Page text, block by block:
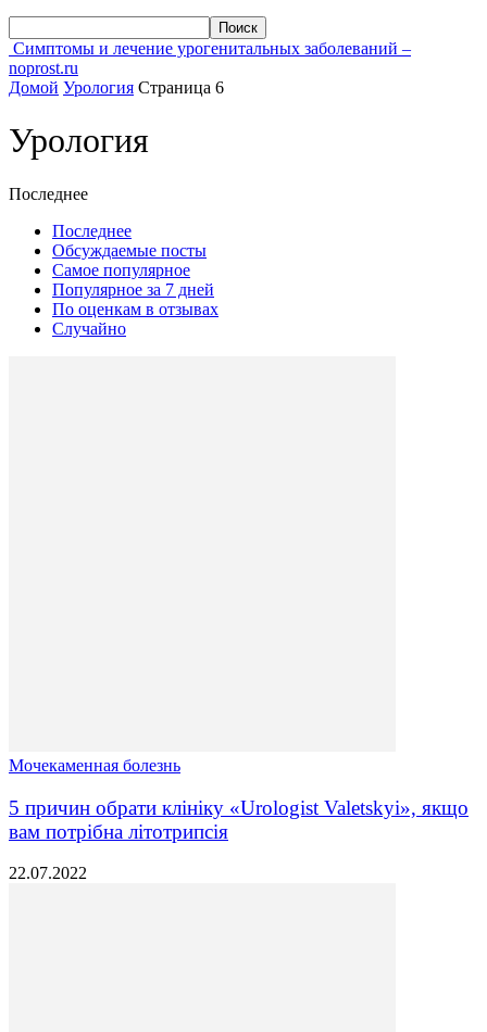
Симптомы и лечение урогенитальных заболеваний –
noprost.ru
Домой Урология Страница 6
Урология
Последнее
Последнее
Обсуждаемые посты
Самое популярное
Популярное за 7 дней
По оценкам в отзывах
Случайно
Мочекаменная болезнь
5 причин обрати клініку «Urologist Valetskyi», якщо
вам потрібна літотрипсія
22.07.2022